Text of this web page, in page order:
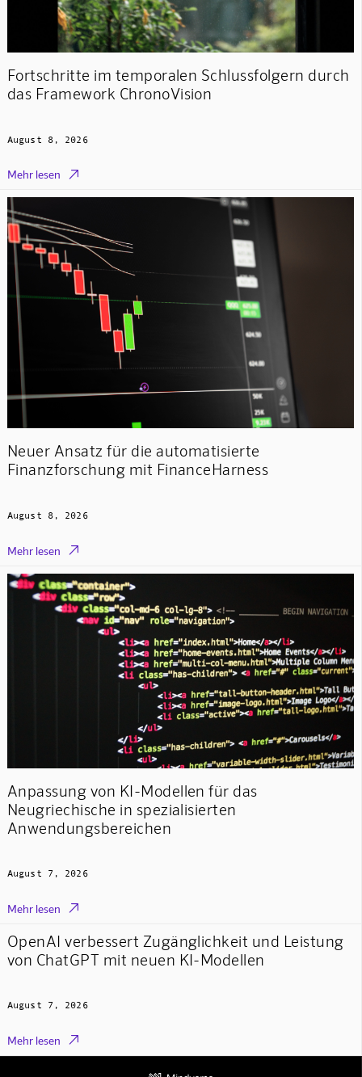
Fortschritte im temporalen Schlussfolgern durch
das Framework ChronoVision
August 8, 2026
Mehr lesen 
Neuer Ansatz für die automatisierte
Finanzforschung mit FinanceHarness
August 8, 2026
Mehr lesen 
Anpassung von KI-Modellen für das
Neugriechische in spezialisierten
Anwendungsbereichen
August 7, 2026
Mehr lesen 
OpenAI verbessert Zugänglichkeit und Leistung
von ChatGPT mit neuen KI-Modellen
August 7, 2026
Mehr lesen 